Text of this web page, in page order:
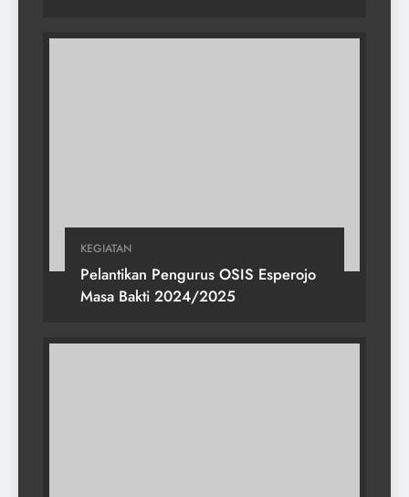
KEGIATAN
Pelantikan Pengurus OSIS Esperojo
Masa Bakti 2024/2025